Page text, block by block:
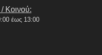
Κοινού:
έως 13:00